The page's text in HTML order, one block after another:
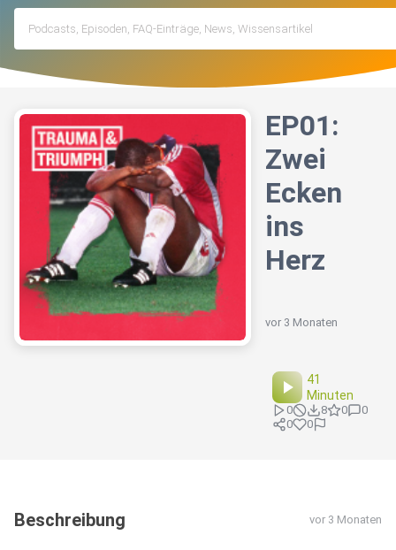
EP01:
Zwei
Ecken
ins
Herz
vor 3 Monaten
41
Minuten
0 8 0
0
0
0
Beschreibung vor 3 Monaten